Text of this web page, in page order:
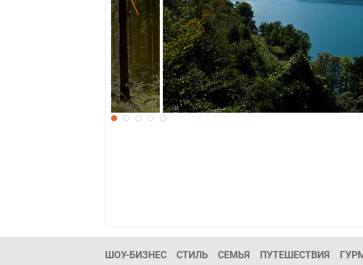
Красивые обои на рабочий стол HD
ШОУ-БИЗНЕС СТИЛЬ СЕМЬЯ ПУТЕШЕСТВИЯ